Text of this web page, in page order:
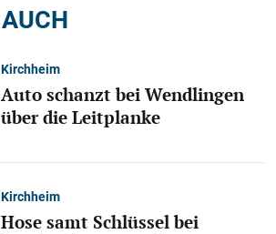
Kirchheim
Auto schanzt bei Wendlingen
über die Leitplanke
Kirchheim
Hose samt Schlüssel bei